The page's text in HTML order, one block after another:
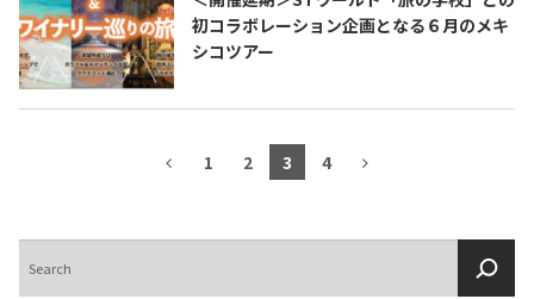
初コラボレーション企画となる６月のメキ
シコツアー
1 2 3 4
索